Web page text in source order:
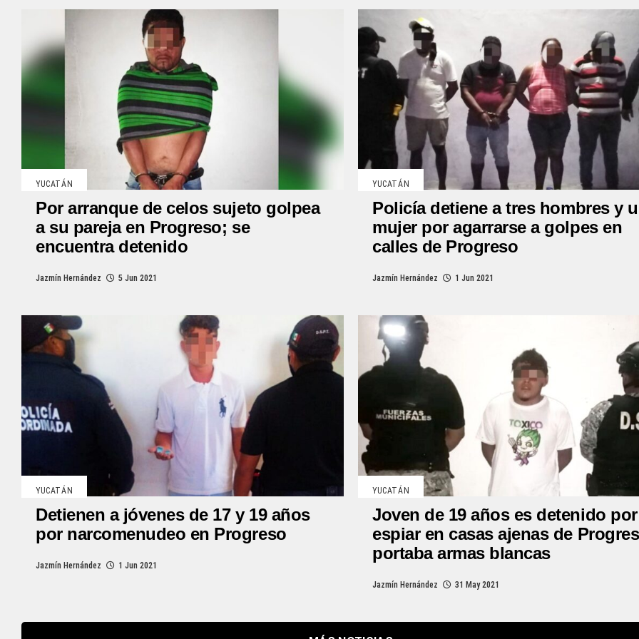
YUCATÁN
Por arranque de celos sujeto golpea
a su pareja en Progreso; se
encuentra detenido
Jazmín Hernández 5 Jun 2021
YUCATÁN
Policía detiene a tres hombres y
mujer por agarrarse a golpes en
calles de Progreso
Jazmín Hernández 1 Jun 2021
YUCATÁN
Detienen a jóvenes de 17 y 19 años
por narcomenudeo en Progreso
Jazmín Hernández 1 Jun 2021
YUCATÁN
Joven de 19 años es detenido por
espiar en casas ajenas de
portaba armas blancas
Jazmín Hernández 31 May 2021